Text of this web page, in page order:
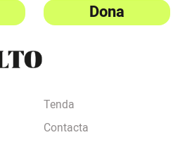
Dona
Tenda
Contacta